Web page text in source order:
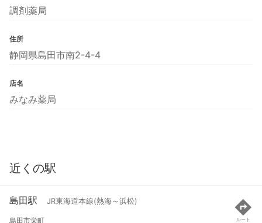
調剤薬局
住所
静岡県島田市南2-4-4
店名
みなみ薬局
近くの駅
島田駅 JR東海道本線(熱海～浜松)
島田市栄町
ルート